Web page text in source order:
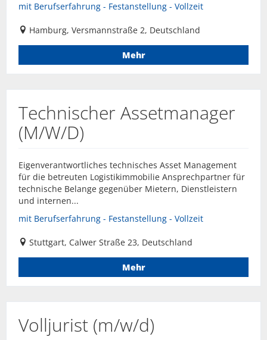
mit Berufserfahrung - Festanstellung - Vollzeit
Hamburg, Versmannstraße 2, Deutschland
Mehr
Technischer Assetmanager
(M/W/D)
Eigenverantwortliches technisches Asset Management
für die betreuten Logistikimmobilie Ansprechpartner für
technische Belange gegenüber Mietern, Dienstleistern
und internen...
mit Berufserfahrung - Festanstellung - Vollzeit
Stuttgart, Calwer Straße 23, Deutschland
Mehr
Volljurist (m/w/d)